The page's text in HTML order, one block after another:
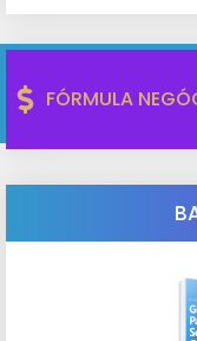
FÓRMULA